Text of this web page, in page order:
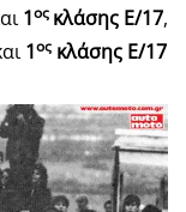
1ος κλάσης Ε/17,
1ος κλάσης Ε/17